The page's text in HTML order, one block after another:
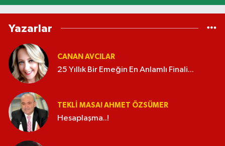
Yazarlar
CANAN AVCILAR
25 Yıllık Bir Emeğin En Anlamlı Finali...
TEKLI MASA! AHMET ÖZSÜMER
Hesaplaşma..!